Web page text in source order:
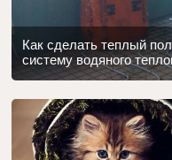
Как сделать теплый
систему водяного